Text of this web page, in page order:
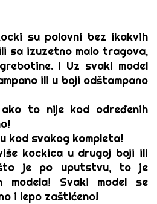
su polovni bez ikakvih
sa izuzetno malo tragova,
! Uz svaki model
ili u boji odštampano
ako to nije kod određenih
kod svakog kompleta!
kockica u drugoj boji ili
je po uputstvu, to je
modela! Svaki model se
i lepo zaštićeno!